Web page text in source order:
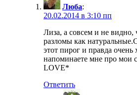
Люба:
20.02.2014 в 3:10 пп
Лиза, а совсем и не
разломы как
этот пирог и правда
напоминаете мне про мои
LOVE*
Ответить